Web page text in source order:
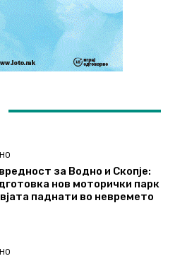
за Водно и Скопје:
нов моторички парк
паднати во невремето